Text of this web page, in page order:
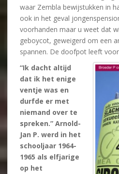
waar Zembla bewijstukken in
ook in het geval
voorhanden maar u weet dat
geboycot, geweigerd om een
spannen. De doofpot leeft
“Ik dacht altijd
dat ik het enige
ventje was en
durfde er met
niemand over te
spreken.” Arnold-
Jan P. werd in het
schooljaar 1964-
1965 als elfjarige
op het